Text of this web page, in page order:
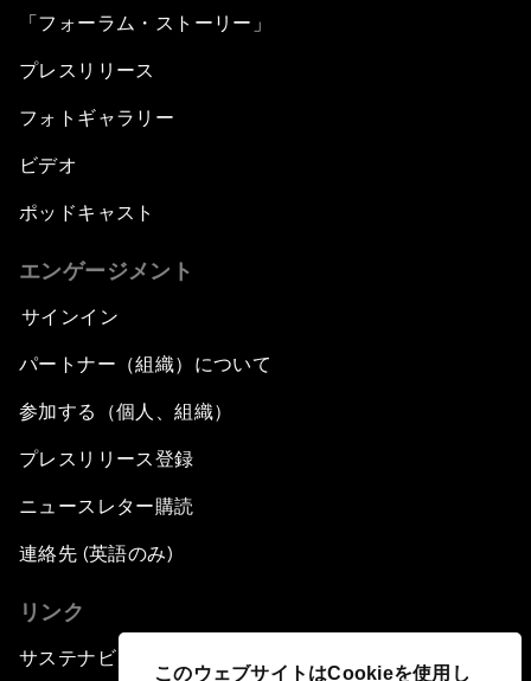
このウェブサイトはCookieを使用し
「フォーラム・ストーリー」
プレスリリース
フォトギャラリー
ビデオ
ポッドキャスト
エンゲージメント
サインイン
パートナー（組織）について
参加する（個人、組織）
プレスリリース登録
ニュースレター購読
連絡先 (英語のみ)
リンク
サステナビリティへの取り組み